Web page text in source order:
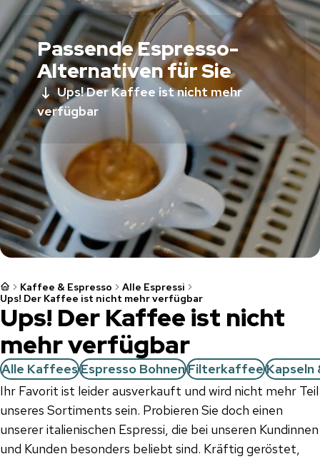
Passende Espresso-
Alternativen für Sie
Ups! Der Kaffee ist nicht mehr
verfügbar
Kaffee & Espresso
Alle Espressi
Ups! Der Kaffee ist nicht mehr verfügbar
Ups! Der Kaffee ist nicht
mehr verfügbar
Alle KaffeesEspresso BohnenFilterkaffeeKapseln
Ihr Favorit ist leider ausverkauft und wird nicht mehr Teil
unseres Sortiments sein. Probieren Sie doch einen
unserer italienischen Espressi, die bei unseren Kundinnen
und Kunden besonders beliebt sind. Kräftig geröstet,